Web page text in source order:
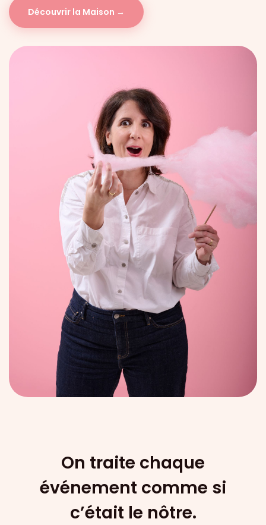
Découvrir la Maison →
On traite chaque
événement comme si
c’était le nôtre.